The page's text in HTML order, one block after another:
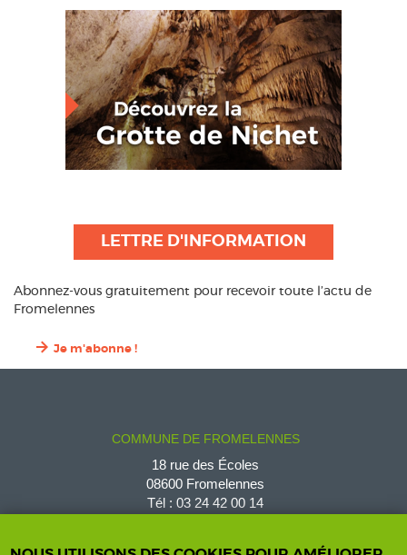
LETTRE D'INFORMATION
Abonnez-vous gratuitement pour recevoir toute l’actu de
Fromelennes
Je m'abonne !
COMMUNE DE FROMELENNES
18 rue des Écoles
08600 Fromelennes
Tél : 03 24 42 00 14